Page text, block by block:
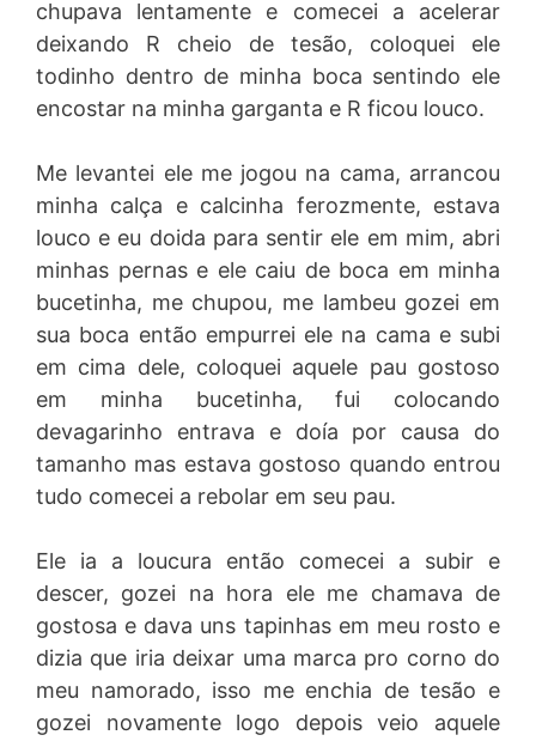
chupava lentamente e comecei a acelerar
deixando R cheio de tesão, coloquei ele
todinho dentro de minha boca sentindo ele
encostar na minha garganta e R ficou louco.
Me levantei ele me jogou na cama, arrancou
minha calça e calcinha ferozmente, estava
louco e eu doida para sentir ele em mim, abri
minhas pernas e ele caiu de boca em minha
bucetinha, me chupou, me lambeu gozei em
sua boca então empurrei ele na cama e subi
em cima dele, coloquei aquele pau gostoso
em minha bucetinha, fui colocando
devagarinho entrava e doía por causa do
tamanho mas estava gostoso quando entrou
tudo comecei a rebolar em seu pau.
Ele ia a loucura então comecei a subir e
descer, gozei na hora ele me chamava de
gostosa e dava uns tapinhas em meu rosto e
dizia que iria deixar uma marca pro corno do
meu namorado, isso me enchia de tesão e
gozei novamente logo depois veio aquele